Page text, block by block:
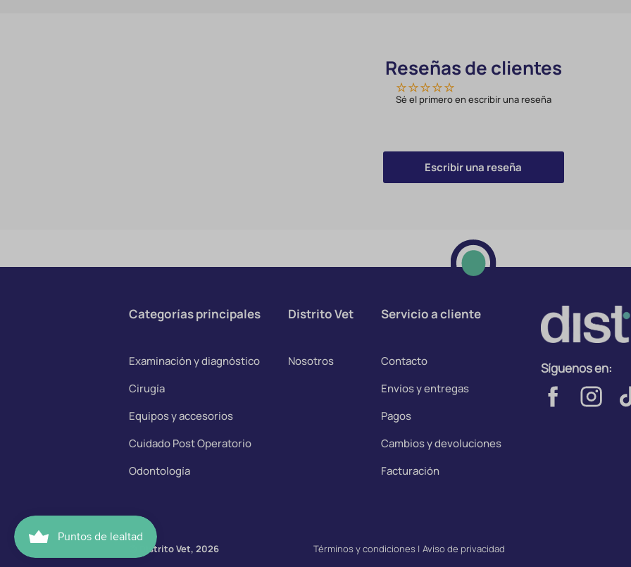
Reseñas de clientes
Sé el primero en escribir una reseña
Escribir una reseña
Categorías principales
Examinación y diagnóstico
Cirugía
Equipos y accesorios
Cuidado Post Operatorio
Odontología
Distrito Vet
Nosotros
Servicio a cliente
Contacto
Envíos y entregas
Pagos
Cambios y devoluciones
Facturación
Síguenos en:
© Distrito Vet, 2026 Términos y condiciones | Aviso de privacidad